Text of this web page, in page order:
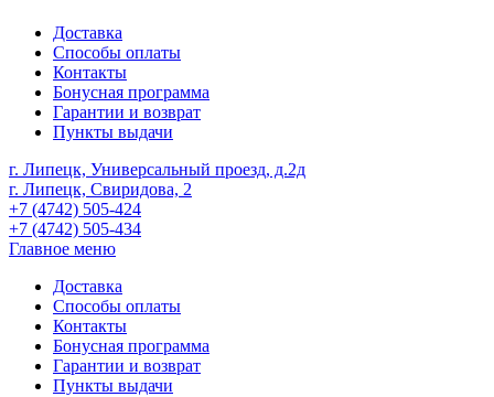
Доставка
Способы оплаты
Контакты
Бонусная программа
Гарантии и возврат
Пункты выдачи
г. Липецк, Универсальный проезд, д.2д
г. Липецк, Свиридова, 2
+7 (4742) 505-424
+7 (4742) 505-434
Главное меню
Доставка
Способы оплаты
Контакты
Бонусная программа
Гарантии и возврат
Пункты выдачи